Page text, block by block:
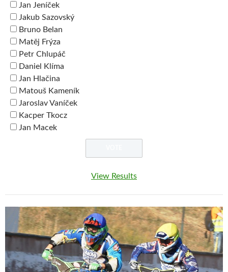
Jan Jeníček
Jakub Sazovský
Bruno Belan
Matěj Frýza
Petr Chlupáč
Daniel Klíma
Jan Hlačina
Matouš Kameník
Jaroslav Vaníček
Kacper Tkocz
Jan Macek
View Results